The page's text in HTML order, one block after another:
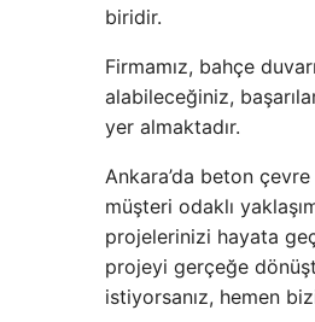
biridir.
Firmamız, bahçe
alabileceğiniz,
yer almaktadır.
Ankara’da beton
müşteri odaklı
projelerinizi hayata
projeyi gerçeğe
istiyorsanız, hemen